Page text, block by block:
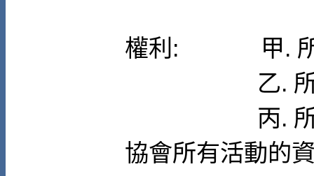
權利: 甲. 所有
乙. 所有普
丙. 所有註
協會所有活動的